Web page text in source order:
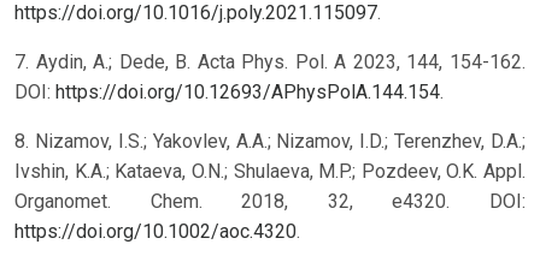
https://doi.org/10.1016/j.poly.2021.115097.
7. Aydin, A.; Dede, B. Acta Phys. Pol. A 2023, 144, 154-162.
DOI: https://doi.org/10.12693/APhysPolA.144.154.
8. Nizamov, I.S.; Yakovlev, A.A.; Nizamov, I.D.; Terenzhev, D.A.;
Ivshin, K.A.; Kataeva, O.N.; Shulaeva, M.P.; Pozdeev, O.K. Appl.
Organomet. Chem. 2018, 32, e4320. DOI:
https://doi.org/10.1002/aoc.4320.